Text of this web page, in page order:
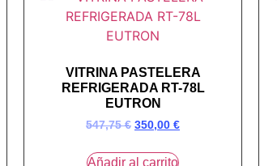
VITRINA PASTELERA
REFRIGERADA RT-78L
EUTRON
547,75€ 350,00 €
Añadir al carrito